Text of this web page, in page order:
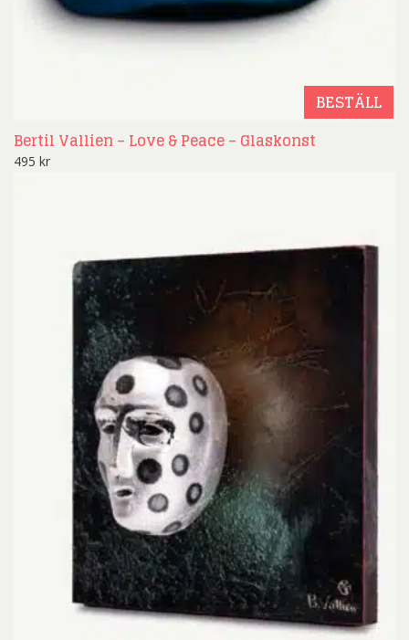
BESTÄLL
Bertil Vallien – Love & Peace – Glaskonst
495 kr